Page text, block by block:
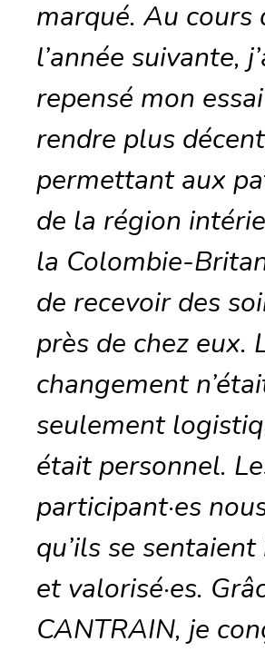
marqué. Au cours
l’année suivante,
repensé mon
rendre plus
permettant aux
de la région
la Colombie-
de recevoir des
près de chez eux.
changement
seulement
était personnel.
participant·es
qu’ils se sentaient
et valorisé·es.
CANTRAIN, je